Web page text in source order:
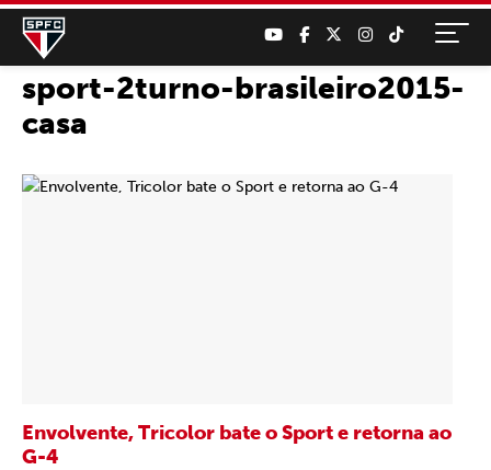
sport-2turno-brasileiro2015-
casa
Envolvente, Tricolor bate o Sport e retorna ao
G-4